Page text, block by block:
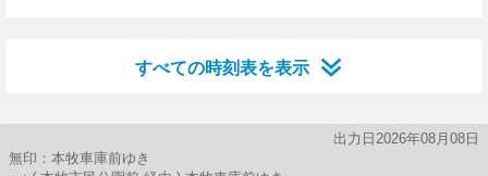
すべての時刻表を表示
出力日2026年08月08日
無印：本牧車庫前ゆき